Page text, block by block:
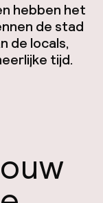
hebben het
de stad
de locals,
tijd.